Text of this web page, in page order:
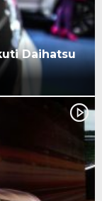
Daihatsu